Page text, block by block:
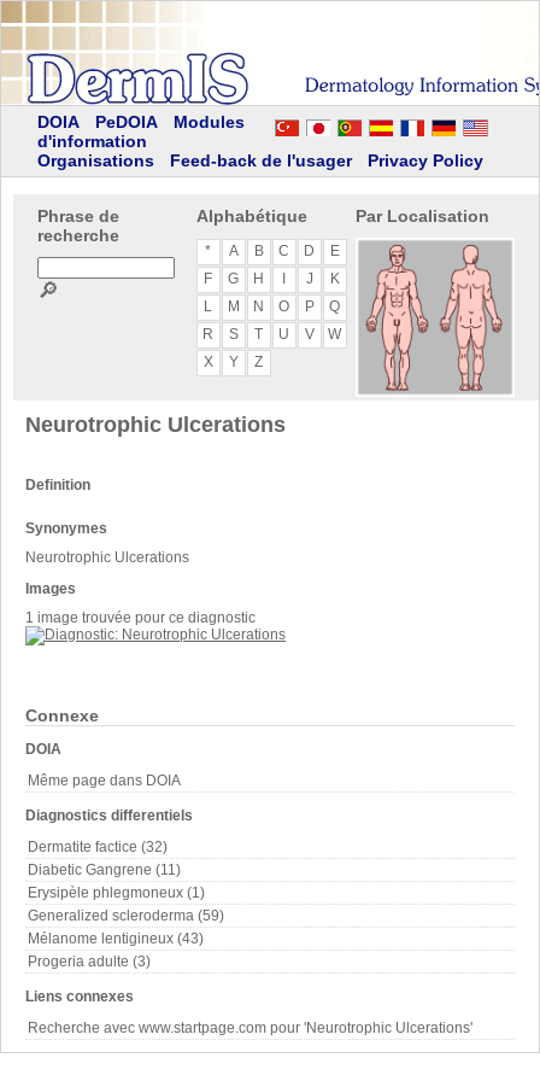
DOIA PeDOIA
Modules
d'information
Organisations
Feed-back de l'usager Privacy Policy
Phrase de
recherche
🔎
Alphabétique
* A B C D
E
F
G H J
K
L
M N O P
Q
R
S T U V
W
X
Y Z
Par Localisation
Connexe
DOIA
Même page dans DOIA
Diagnostics differentiels
Dermatite factice (32)
Diabetic Gangrene (11)
Erysipèle phlegmoneux (1)
Generalized scleroderma (59)
Mélanome lentigineux (43)
Progeria adulte (3)
Liens connexes
Recherche avec www.startpage.com pour 'Neurotrophic Ulcerations'
Neurotrophic Ulcerations
Definition
Synonymes
Neurotrophic Ulcerations
Images
1 image trouvée pour ce diagnostic